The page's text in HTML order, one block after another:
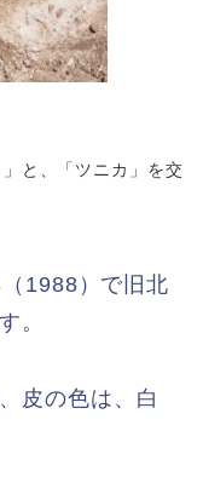
と、「ツニカ」を交
1988）で旧北
。
皮の色は、白